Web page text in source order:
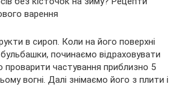
в сироп. Коли на його поверхні
бульбашки, починаємо відраховувати
проварити частування приблизно 5
вогні. Далі знімаємо його з плити і